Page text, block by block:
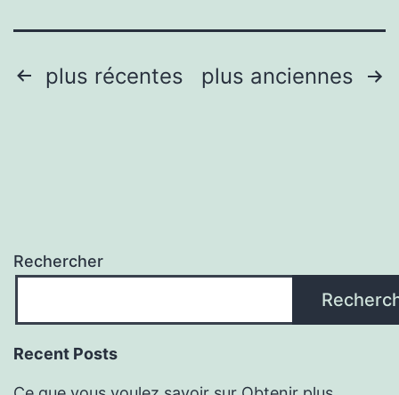
Pagination
plus récentes plus anciennes
Rechercher
Recent Posts